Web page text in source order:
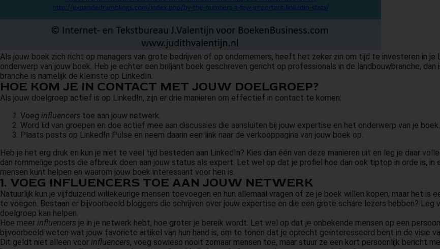
Als jouw boek zich richt op managers van grote bedrijven of op ondernemers, heeft het zeker zin om tijd te investeren in
onderwerp van jouw boek. Heb je echter een briljant boek geschreven gericht op professionals in de landbouwbranche,
branche is namelijk de kleinste op LinkedIn.
HOE KOM JE IN CONTACT MET JOUW DOELGROEP?
Als jouw doelgroep actief is op LinkedIn, zijn er drie manieren om effectief in contact te komen:
Voeg influencers toe aan jouw netwerk.
Word lid van groepen en doe actief mee aan discussies die aansluiten bij jouw expertise en het onderwerp van je boek.
Plaats posts op LinkedIn Pulse en neem daarin een link naar de verkooppagina van jouw boek op.
Heb je het erg druk en kun je niet te veel tijd besteden aan LinkedIn? Kies dan één van deze manieren uit en leg je daar
dan rommelige posts die afbreuk doen aan jouw status als expert. Let wel op dat je profiel hoe dan ook tiptop in orde is, in
mensen kunt helpen en waarom jouw boek interessant voor hen is.
1. VOEG INFLUENCERS TOE AAN JOUW NETWERK
Natuurlijk kun je vijfduizend willekeurige mensen toevoegen en hun allemaal vragen of ze je boek willen kopen, maar het
te voegen. Bestaan er bijvoorbeeld bloggers die schrijven over jouw expertise en die een grote schare lezers hebben?
doelgroep kan helpen.
Hoe meer influencers je in je netwerk hebt, hoe groter je bereik wordt. Let wel op dat je onbekende mensen op een
bijvoorbeeld weten wat jouw favoriete artikel van hun hand is, om te tonen dat je oprecht geïnteresseerd bent in de visie
Dit geldt niet alleen voor influencers, voeg sowieso nooit zomaar mensen toe, maar stuur ze een kort persoonlijk bericht